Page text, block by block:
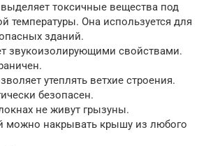
выделяет токсичные вещества под
температуры. Она используется для
зданий.
звукоизолирующими свойствами.
утеплять ветхие строения.
безопасен.
не живут грызуны.
можно накрывать крышу из любого